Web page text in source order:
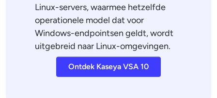
Linux-servers, waarmee hetzelfde
operationele model dat voor
Windows-endpointsen geldt, wordt
uitgebreid naar Linux-omgevingen.
Ontdek Kaseya VSA 10